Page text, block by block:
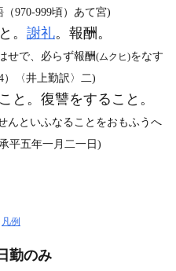
970‐999頃）あて宮)
。 謝礼。報酬。
せで、必らず報酬(ムクヒ)をなす
）〈井上勤訳〉二)
。復讐をすること。
んといふなることをおもふうへ
平五年一月二一日)
凡例
勤のみ